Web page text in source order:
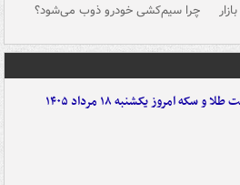
چرا سیم‌کشی خودرو ذوب می‌شود؟
و سکه امروز یکشنبه ۱۸ مرداد ۱۴۰۵